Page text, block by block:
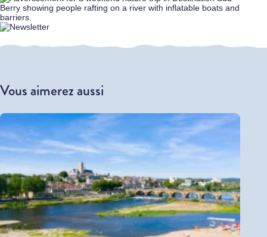
Vous aimerez aussi